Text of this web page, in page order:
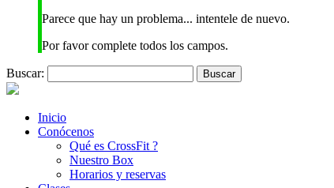
Parece que hay un problema... intentele de nuevo.
Por favor complete todos los campos.
Buscar:
Inicio
Conócenos
Qué es CrossFit ?
Nuestro Box
Horarios y reservas